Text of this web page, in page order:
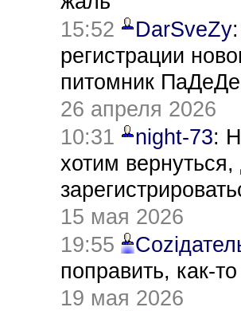
15:52
DarSveZy
регистрации
питомник
26 апреля 2026
10:31
night-73:
хотим
15 мая 2026
19:55
поправить, как-
19 мая 2026